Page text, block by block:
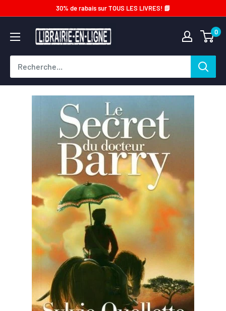
contenu
30% de rabais sur TOUS LES LIVRES! 📗
Librairie-
en-
ligne.com
0